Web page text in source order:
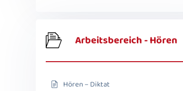
Arbeitsbereich - Hören
Hören – Diktat